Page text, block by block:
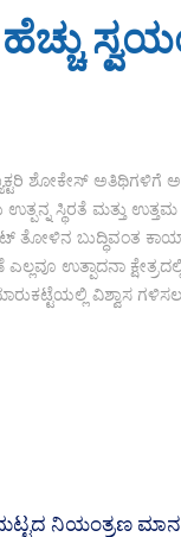
ಹೆಚ್ಚು
ಶೋಕೇಸ್ ಅತಿಥಿಗಳಿಗೆ
ಸ್ಥಿರತೆ ಮತ್ತು
ಬುದ್ಧಿವಂತ
ಉತ್ಪಾದನಾ
ವಿಶ್ವಾಸ